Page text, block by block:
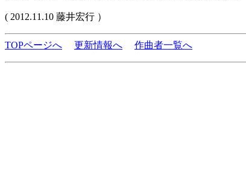
( 2012.11.10 藤井宏行 ）
TOPページへ 更新情報へ 作曲者一覧へ